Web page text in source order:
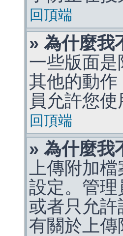
回頂端
» 為什麼我
一些版面
其他的動
員允許您使
回頂端
» 為什麼我
上傳附加
設定。管
或者只允
有關於上